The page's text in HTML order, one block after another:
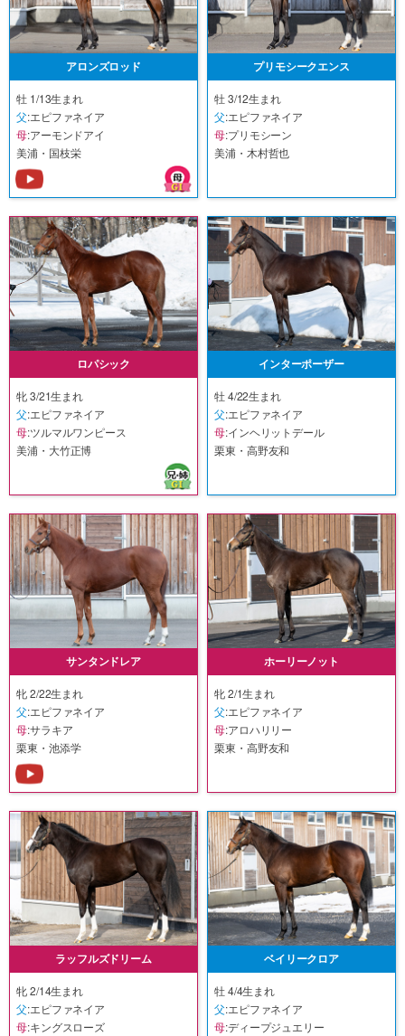
アロンズロッド
牡 1/13生まれ
父:エピファネイア
母:アーモンドアイ
美浦・国枝栄
プリモシークエンス
牡 3/12生まれ
父:エピファネイア
母:プリモシーン
美浦・木村哲也
ロパシック
牝 3/21生まれ
父:エピファネイア
母:ツルマルワンピース
美浦・大竹正博
インターポーザー
牡 4/22生まれ
父:エピファネイア
母:インヘリットデール
栗東・高野友和
サンタンドレア
牝 2/22生まれ
父:エピファネイア
母:サラキア
栗東・池添学
ホーリーノット
牝 2/1生まれ
父:エピファネイア
母:アロハリリー
栗東・高野友和
ラッフルズドリーム
牝 2/14生まれ
父:エピファネイア
母:キングスローズ
ベイリークロア
牡 4/4生まれ
父:エピファネイア
母:ディープジュエリー